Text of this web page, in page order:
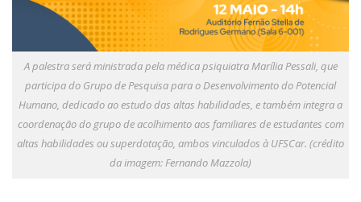
Bibliotecas
Apoio ao Estudante
Segurança, Trânsito e Prevenção
RH, Administrativo e Financeiro
Comunicação
Assessorias e Mídias
Aplicativos e Sites
Agenda de Eventos
A palestra será ministrada pela médica psiquiatra Marília Pessali, que
participa do Grupo de Pesquisa para o Desenvolvimento do Potencial
Humano, dedicado ao estudo das altas habilidades, e também integra a
coordenação do grupo de acolhimento aos familiares de estudantes com
altas habilidades ou superdotação, ambos vinculados à UFSCar. (crédito
da imagem: Fernando Mazzola)